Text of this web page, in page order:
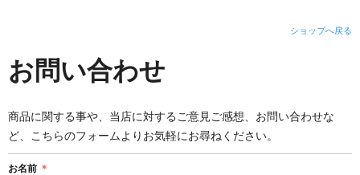
ショップへ戻る
お問い合わせ
商品に関する事や、当店に対するご意見ご感想、お問い合わせな
ど、こちらのフォームよりお気軽にお尋ねください。
お名前 ＊